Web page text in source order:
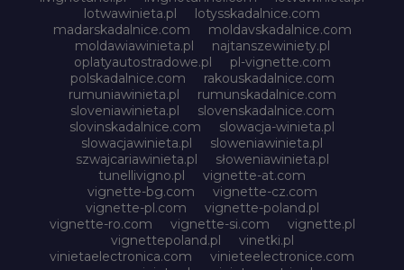
lotwawinieta.pl
lotysskadalnice.com
madarskadalnice.com
moldavskadalnice.com
moldawiawinieta.pl
najtanszewiniety.pl
oplatyautostradowe.pl
pl-vignette.com
polskadalnice.com
rakouskadalnice.com
rumuniawinieta.pl
rumunskadalnice.com
sloveniawinieta.pl
slovenskadalnice.com
slovinskadalnice.com
slowacja-winieta.pl
slowacjawinieta.pl
sloweniawinieta.pl
szwajcariawinieta.pl
słoweniawinieta.pl
tunellivigno.pl
vignette-at.com
vignette-bg.com
vignette-cz.com
vignette-pl.com
vignette-poland.pl
vignette-ro.com
vignette-si.com
vignette.pl
vignettepoland.pl
vinetki.pl
vinietaelectronica.com
vinieteelectronice.com